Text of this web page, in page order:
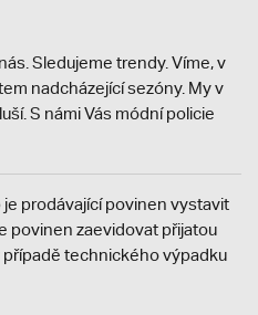
Sledujeme trendy. Víme, v
nadcházející sezóny. My v
S námi Vás módní policie
prodávající povinen vystavit
povinen zaevidovat přijatou
případě technického výpadku